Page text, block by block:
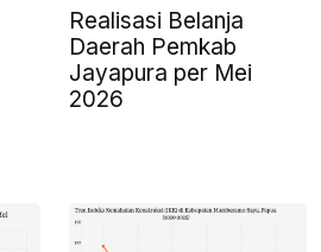
Realisasi Belanja
Daerah Pemkab
Jayapura per Mei
2026